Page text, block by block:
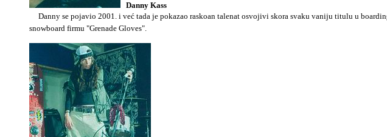
Danny Kass
Danny se pojavio 2001. i već tada je pokazao raskoan talenat osvojivi skora svaku vaniju titulu u
snowboard firmu "Grenade Gloves".